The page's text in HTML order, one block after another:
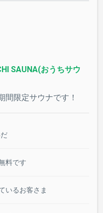
SAUNA(おうちサウ
間限定サウナです！
料です
いるお客さま